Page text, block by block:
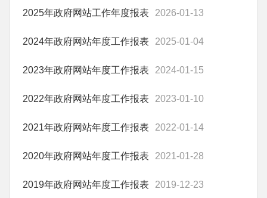
2025年政府网站工作年度报表 2026-01-13
2024年政府网站年度工作报表 2025-01-04
2023年政府网站年度工作报表 2024-01-15
2022年政府网站年度工作报表 2023-01-10
2021年政府网站年度工作报表 2022-01-14
2020年政府网站年度工作报表 2021-01-28
2019年政府网站年度工作报表 2019-12-23